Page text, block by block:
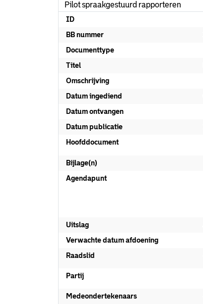
Pilot spraakgestuurd rapporteren
ID
BB nummer
Documenttype
Titel
Omschrijving
Datum ingediend
Datum ontvangen
Datum publicatie
Hoofddocument
Bijlage(n)
Agendapunt
Uitslag
Verwachte datum afdoening
Raadslid
Partij
Medeondertekenaars